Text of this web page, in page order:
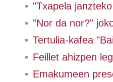
"Txapela
"Nor da nor?"
Tertulia-kafea
Feillet ahizpen
Emakumeen